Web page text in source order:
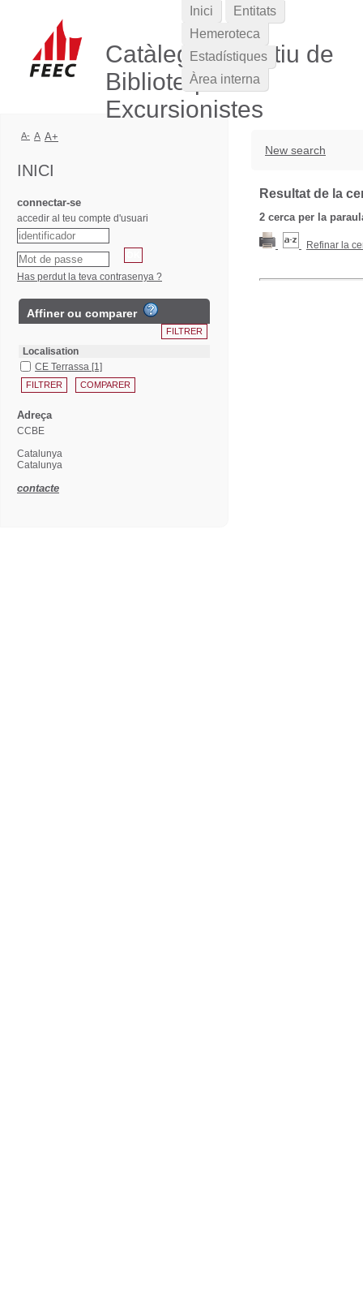
Catàleg Col·lectiu de
Biblioteques
Excursionistes
New search
Resultat de la
2 cerca per la
Refinar la
Inici
Entitats
Hemeroteca
Estadístiques
Àrea interna
A- A A+
INICI
connectar-se
accedir al teu compte d'usuari
Has perdut la teva contrasenya ?
Affiner ou comparer
Localisation
CE Terrassa [1]
Adreça
CCBE
Catalunya
Catalunya
contacte